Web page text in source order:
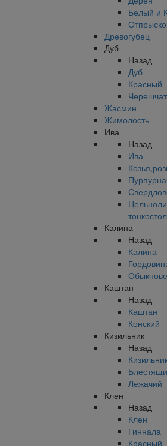
Белый и
Древогубец
Дуб
Назад
Дуб
Красный
Жасмин
Жимолость
Ива
Назад
Ива
Калина
Назад
Калина
Каштан
Назад
Каштан
Конский
Кизильник
Назад
Лежачий
Клен
Назад
Клен
Гиннала
Красный